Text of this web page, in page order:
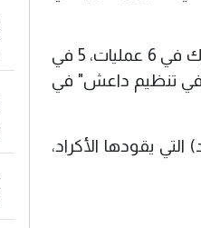
وقالت القيادة العسكرية الوسطى الأميركية (سنتكوم) على إكس إن الجيش الأميركي شارك في 6 عمليات، 5 في
في تنظيم داعش" في
يقودها الأكراد،